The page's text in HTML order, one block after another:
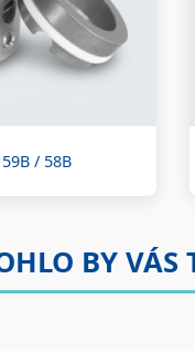
59B / 58B
BY VÁS